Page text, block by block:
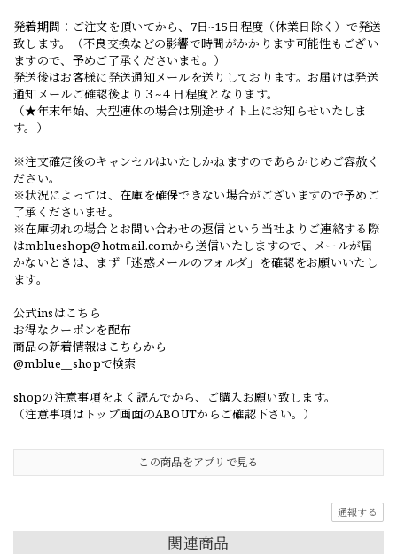
発着期間：ご注文を頂いてから、7日~15日程度（休業日除く）で発送
致します。（不良交換などの影響で時間がかかります可能性もござい
ますので、予めご了承くださいませ。）
発送後はお客様に発送通知メールを送りしております。お届けは発送
通知メールご確認後より３~４日程度となります。
（★年末年始、大型連休の場合は別途サイト上にお知らせいたしま
す。）
※注文確定後のキャンセルはいたしかねますのであらかじめご容赦く
ださい。
※状況によっては、在庫を確保できない場合がございますので予めご
了承くださいませ。
※在庫切れの場合とお問い合わせの返信という当社よりご連絡する際
はmblueshop@hotmail.comから送信いたしますので、メールが届
かないときは、まず「迷惑メールのフォルダ」を確認をお願いいたし
ます。
公式insはこちら
お得なクーポンを配布
商品の新着情報はこちらから
@mblue__shopで検索
shopの注意事項をよく読んでから、ご購入お願い致します。
（注意事項はトップ画面のABOUTからご確認下さい。）
この商品をアプリで見る
通報する
関連商品